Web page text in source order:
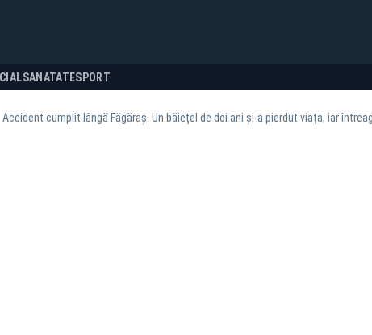
SANATATESPORT
Accident cumplit lângă Făgăraș. Un băiețel de doi ani și-a pierdut viața, iar